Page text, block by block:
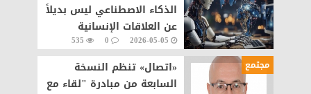
الذكاء الاصطناعي ليس بديلاً
عن العلاقات الإنسانية
2026-05-05
0
535
مجتمع
«اتصال» تنظم النسخة
السابعة من مبادرة "لقاء مع